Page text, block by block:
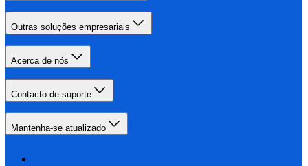
Outras soluções empresariais
Acerca de nós
Contacto de suporte
Mantenha-se atualizado